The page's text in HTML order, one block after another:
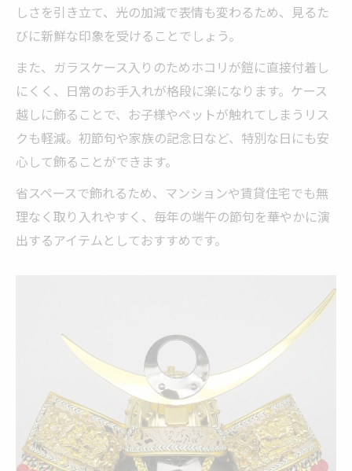
しさを引き立て、光の加減で表情も変わるため、見るた
びに新鮮な印象を受けることでしょう。
また、ガラスケース入りのためホコリが鎧に直接付着し
にくく、日常のお手入れが格段に楽になります。ケース
越しに飾ることで、お子様やペットが触れてしまうリス
クも軽減。初節句や家族の記念日など、特別な日にも安
心して飾ることができます。
省スペースで飾れるため、マンションや賃貸住宅でも無
理なく取り入れやすく、毎年の端午の節句を華やかに演
出するアイテムとしておすすめです。